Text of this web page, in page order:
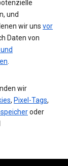
und
wir uns vor
Daten von
wir
, Pixel-Tags,
oder